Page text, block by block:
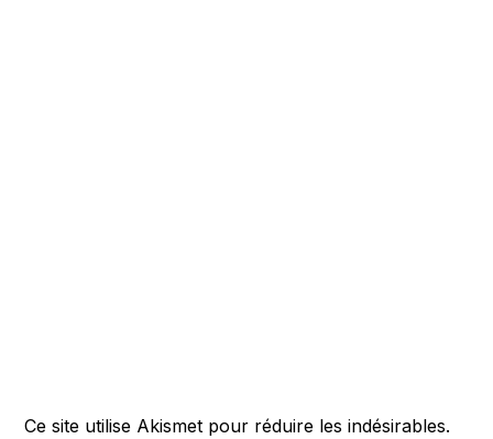
Ce site utilise Akismet pour réduire les indésirables.